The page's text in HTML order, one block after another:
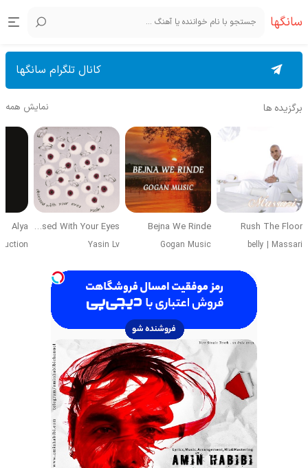
سانگها
کانال تلگرام سانگها
برگزیده ها نمایش همه
Rush The Floor
belly | Massari
Bejna We Rinde
Gogan Music
Obsessed With Your Eyes
Yasin Lv
Alya